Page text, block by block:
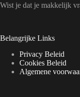
Wist je dat je makkelijk
Belangrijke Links
Privacy Beleid
Cookies Beleid
Algemene